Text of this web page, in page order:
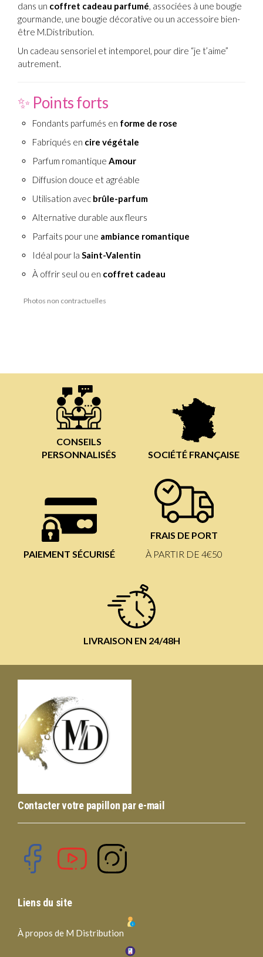
dans un coffret cadeau parfumé, associées à une bougie
gourmande, une bougie décorative ou un accessoire bien-
être M.Distribution.
Un cadeau sensoriel et intemporel, pour dire “je t’aime”
autrement.
✨ Points forts
Fondants parfumés en forme de rose
Fabriqués en cire végétale
Parfum romantique Amour
Diffusion douce et agréable
Utilisation avec brûle-parfum
Alternative durable aux fleurs
Parfaits pour une ambiance romantique
Idéal pour la Saint-Valentin
À offrir seul ou en coffret cadeau
Photos non contractuelles
CONSEILS
PERSONNALISÉS
SOCIÉTÉ FRANÇAISE
PAIEMENT SÉCURISÉ
FRAIS DE PORT
À PARTIR DE 4€50
LIVRAISON EN 24/48H
Contacter votre papillon par e-mail
Liens du site
À propos de M Distribution